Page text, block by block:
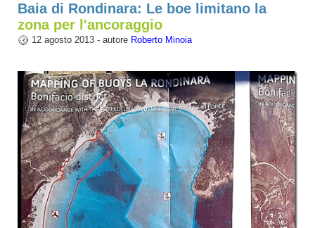
Baia di Rondinara: Le boe limitano la
zona per l'ancoraggio
12 agosto 2013 - autore Roberto Minoia